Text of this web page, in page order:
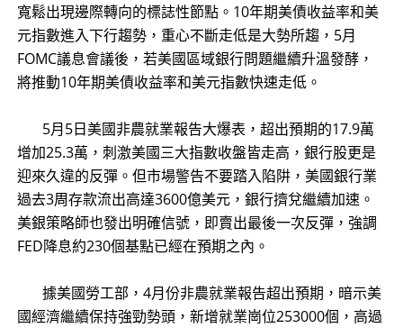
寬鬆出現邊際轉向的標誌性節點。10年期美債收益率和美
元指數進入下行趨勢，重心不斷走低是大勢所趨，5月
FOMC議息會議後，若美國區域銀行問題繼續升溫發酵，
將推動10年期美債收益率和美元指數快速走低。
​ 5月5日美國非農就業報告大爆表，超出預期的17.9萬
增加25.3萬，刺激美國三大指數收盤皆走高，銀行股更是
迎來久違的反彈。但市場警告不要踏入陷阱，美國銀行業
過去3周存款流出高達3600億美元，銀行擠兌繼續加速。
美銀策略師也發出明確信號，即賣出最後一次反彈，強調
FED降息約230個基點已經在預期之內。
​ 據美國勞工部，4月份非農就業報告超出預期，暗示美
國經濟繼續保持強勁勢頭，新增就業崗位253000個，高過